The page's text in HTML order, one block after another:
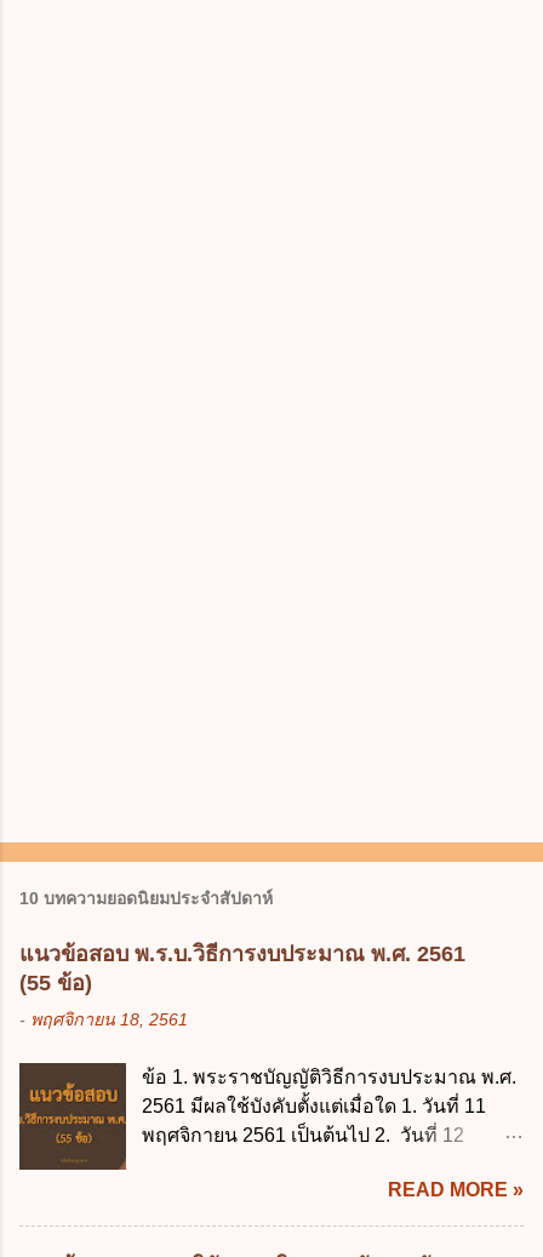
10 บทความยอดนิยมประจำสัปดาห์
แนวข้อสอบ พ.ร.บ.วิธีการงบประมาณ พ.ศ. 2561
(55 ข้อ)
- พฤศจิกายน 18, 2561
ข้อ 1. พระราชบัญญัติวิธีการงบประมาณ พ.ศ.
2561 มีผลใช้บังคับตั้งแต่เมื่อใด 1. วันที่ 11
พฤศจิกายน 2561 เป็นต้นไป 2. วันที่ 12
พฤศจิกายน 2561 เป็นต้นไป 4. วันที่ 14
พฤศจิกายน 2561 เป็นต้นไป ข้อ 2. พระราช
บัญญัติวิธีการงบประมาณ พ.ศ. 2561 ไม่ได้
READ MORE »